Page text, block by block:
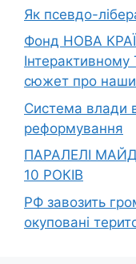
Як псевдо-
Фонд НОВА
сюжет про
Система влади
реформування
ПАРАЛЕЛІ
10 РОКІВ
РФ завозить
окуповані